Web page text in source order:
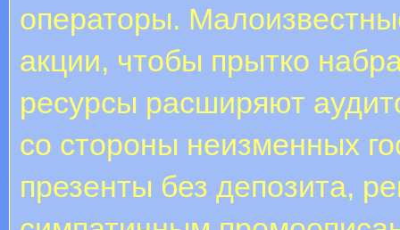
операторы.
акции, чтобы прытко
ресурсы расширяют
со стороны неизменных
презенты без депозита,